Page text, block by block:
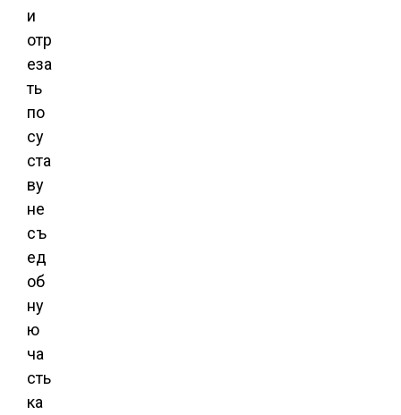
и
отр
еза
ть
по
су
ста
ву
не
съ
ед
об
ну
ю
ча
сть
ка